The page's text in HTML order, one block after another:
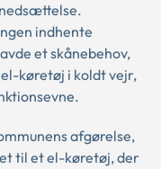
indhente
et skånebehov,
køretøj i koldt vejr,
afgørelse,
til et el-køretøj, der